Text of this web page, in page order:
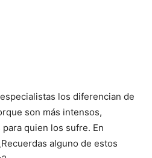
los diferencian de
son más intensos,
quien los sufre. En
alguno de estos